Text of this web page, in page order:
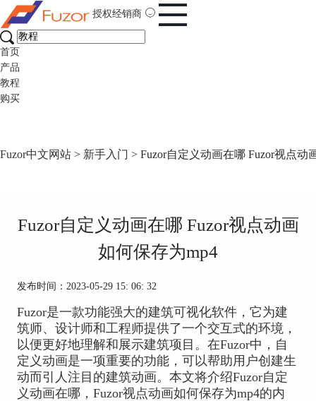
授权经销商
首页
产品
教程
购买
Fuzor中文网站 > 新手入门 > Fuzor自定义动画在哪 Fuzor视点动
Fuzor自定义动画在哪 Fuzor视点动画
如何保存为mp4
发布时间：2023-05-29 15: 06: 32
Fuzor是一款功能强大的建筑可视化软件，它为建
筑师、设计师和工程师提供了一个交互式的环境，
以便更好地理解和展示建筑项目。在Fuzor中，自
定义动画是一项重要的功能，可以帮助用户创建生
动而引人注目的建筑动画。本文将介绍Fuzor自定
义动画在哪，Fuzor视点动画如何保存为mp4的内